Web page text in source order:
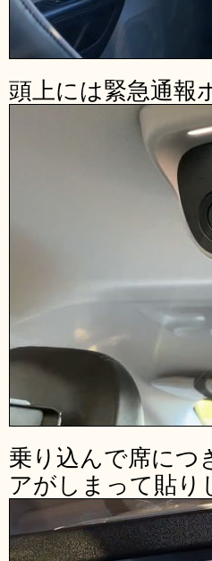
頭上には緊急通報
乗り込んで席につ
アがしまって貼り